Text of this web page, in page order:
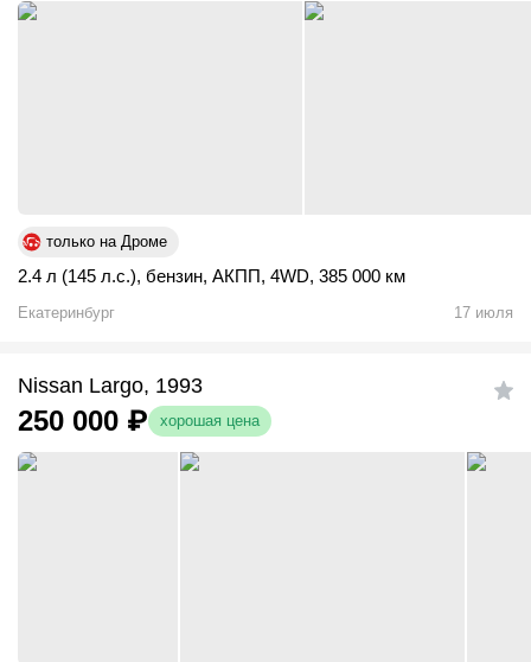
только на Дроме
2.4 л (145 л.с.), бензин, АКПП, 4WD, 385 000 км
Екатеринбург 17 июля
Nissan Largo, 1993
250 000 ₽ хорошая цена